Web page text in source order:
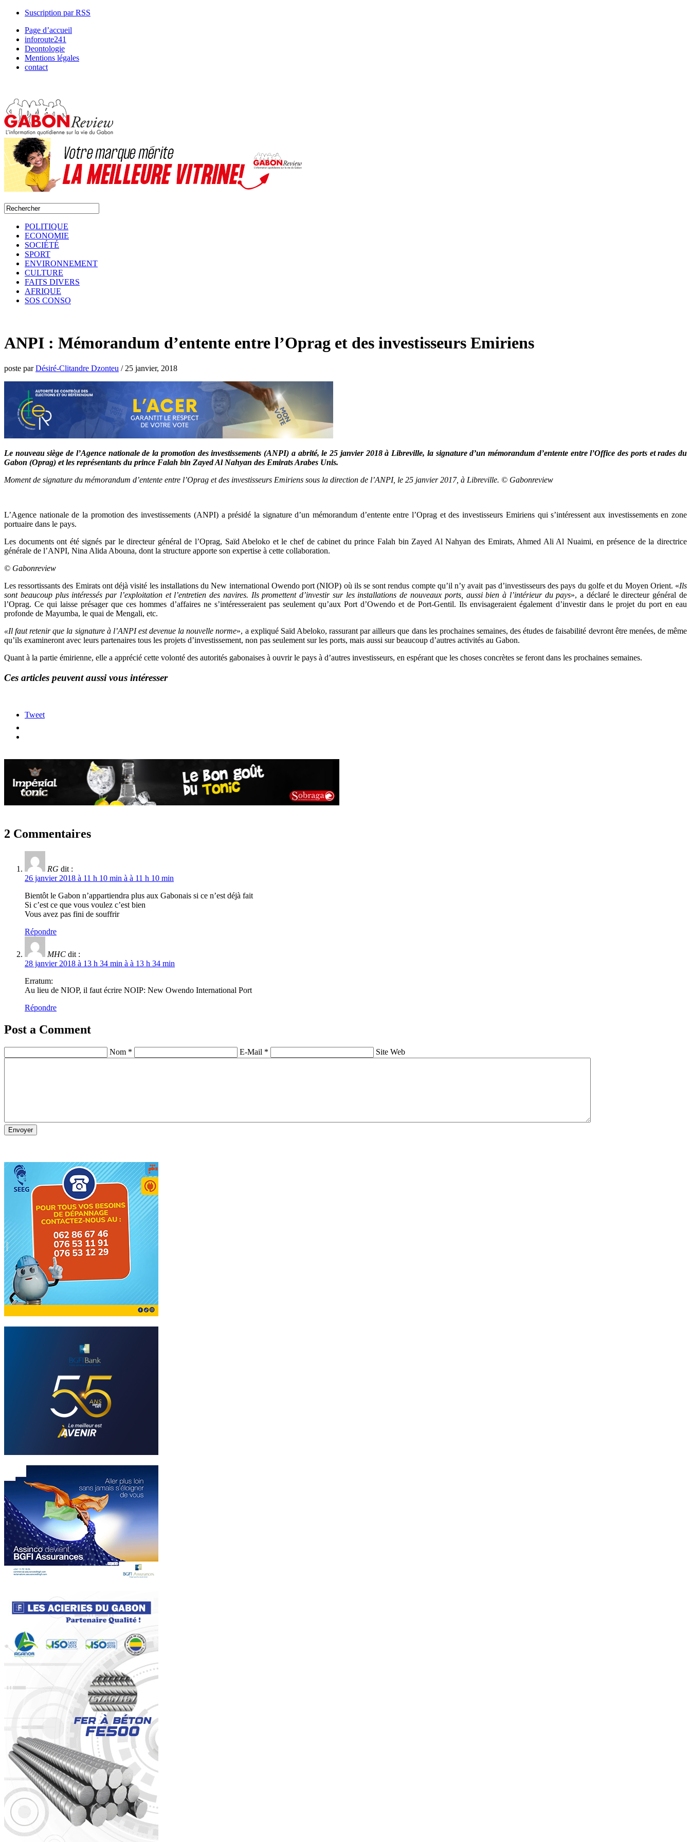
Suscription par RSS
Page d’accueil
inforoute241
Deontologie
Mentions légales
contact
POLITIQUE
ECONOMIE
SOCIÉTÉ
SPORT
ENVIRONNEMENT
CULTURE
FAITS DIVERS
AFRIQUE
SOS CONSO
ANPI : Mémorandum d’entente entre l’Oprag et des investisseurs Emiriens
poste parDésiré-Clitandre Dzonteu / 25 janvier, 2018
Le nouveau siège de l’Agence nationale de la promotion des investissements (ANPI) a abrité, le 25 janvier 2018 à Libreville, la signature d’un mémorandum d’entente entre l’Office des ports et rades du
Gabon (Oprag) et les représentants du prince Falah bin Zayed Al Nahyan des Emirats Arabes Unis.
Moment de signature du mémorandum d’entente entre l’Oprag et des investisseurs Emiriens sous la direction de l’ANPI, le 25 janvier 2017, à Libreville. © Gabonreview
L’Agence nationale de la promotion des investissements (ANPI) a présidé la signature d’un mémorandum d’entente entre l’Oprag et des investisseurs Emiriens qui s’intéressent aux investissements en zone
portuaire dans le pays.
Les documents ont été signés par le directeur général de l’Oprag, Saïd Abeloko et le chef de cabinet du prince Falah bin Zayed Al Nahyan des Emirats, Ahmed Ali Al Nuaimi, en présence de la directrice
générale de l’ANPI, Nina Alida Abouna, dont la structure apporte son expertise à cette collaboration.
© Gabonreview
Les ressortissants des Emirats ont déjà visité les installations du New international Owendo port (NIOP) où ils se sont rendus compte qu’il n’y avait pas d’investisseurs des pays du golfe et du Moyen Orient. «Ils
sont beaucoup plus intéressés par l’exploitation et l’entretien des navires. Ils promettent d’investir sur les installations de nouveaux ports, aussi bien à l’intérieur du pays», a déclaré le directeur général de
l’Oprag. Ce qui laisse présager que ces hommes d’affaires ne s’intéresseraient pas seulement qu’aux Port d’Owendo et de Port-Gentil. Ils envisageraient également d’investir dans le projet du port en eau
profonde de Mayumba, le quai de Mengali, etc.
«Il faut retenir que la signature à l’ANPI est devenue la nouvelle norme», a expliqué Saïd Abeloko, rassurant par ailleurs que dans les prochaines semaines, des études de faisabilité devront être menées, de même
qu’ils examineront avec leurs partenaires tous les projets d’investissement, non pas seulement sur les ports, mais aussi sur beaucoup d’autres activités au Gabon.
Quant à la partie émirienne, elle a apprécié cette volonté des autorités gabonaises à ouvrir le pays à d’autres investisseurs, en espérant que les choses concrètes se feront dans les prochaines semaines.
Ces articles peuvent aussi vous intéresser
Tweet
2 Commentaires
RG dit :
26 janvier 2018 à 11 h 10 min à à 11 h 10 min
Bientôt le Gabon n’appartiendra plus aux Gabonais si ce n’est déjà fait
Si c’est ce que vous voulez c’est bien
Vous avez pas fini de souffrir
Répondre
MHC dit :
28 janvier 2018 à 13 h 34 min à à 13 h 34 min
Erratum:
Au lieu de NIOP, il faut écrire NOIP: New Owendo International Port
Répondre
Post a Comment
Nom * E-Mail * Site Web